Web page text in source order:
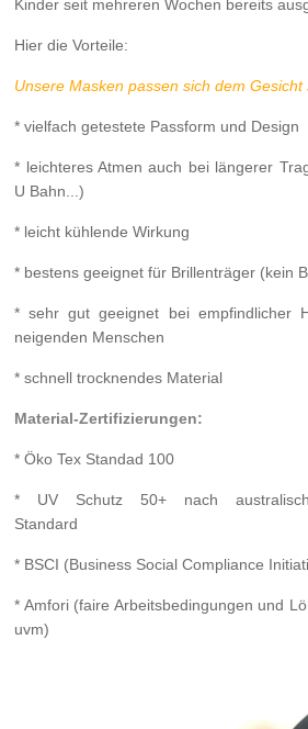
Kinder seit mehreren Wochen bereits
Hier die Vorteile:
Unsere Masken passen sich dem Gesicht
* vielfach getestete Passform und Design
* leichteres Atmen auch bei längerer
U Bahn...)
* leicht kühlende Wirkung
* bestens geeignet für Brillenträger (kein
* sehr gut geeignet bei empfindlicher
neigenden Menschen
* schnell trocknendes Material
Material-Zertifizierungen:
* Öko Tex Standad 100
* UV Schutz 50+ nach
Standard
* BSCI (Business Social Compliance
* Amfori (faire Arbeitsbedingungen und
uvm)